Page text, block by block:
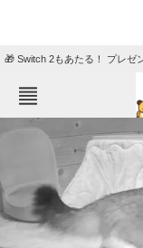
🎁 Switch 2もあたる！ プレゼ
ねとらぼメニュー
エンタメ
グルメ